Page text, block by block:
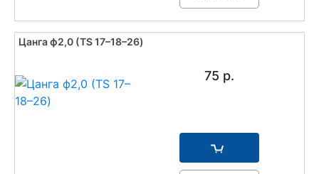
Цанга ф2,0 (TS 17–18–26)
75 р.